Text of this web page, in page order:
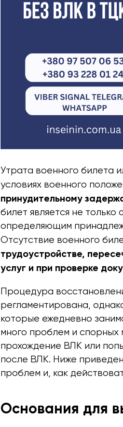
Утрата военного билета
условиях военного
принудительному
билет является не
определяющим
Отсутствие военного
трудоустройстве,
услуг и при проверке
Процедура
регламентирована,
которые ежедневно
много проблем и спорных
прохождение ВЛК или
после ВЛК. Ниже
проблем и, как
Основания для